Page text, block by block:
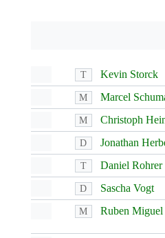
T Kevin Storck
M Marcel
M Christoph
D Jonathan
T Daniel Rohrer
D Sascha Vogt
M Ruben Miguel